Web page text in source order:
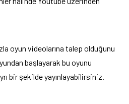
oyun videolarına talep olduğunu
başlayarak bu oyunu
bir şekilde yayınlayabilirsiniz.